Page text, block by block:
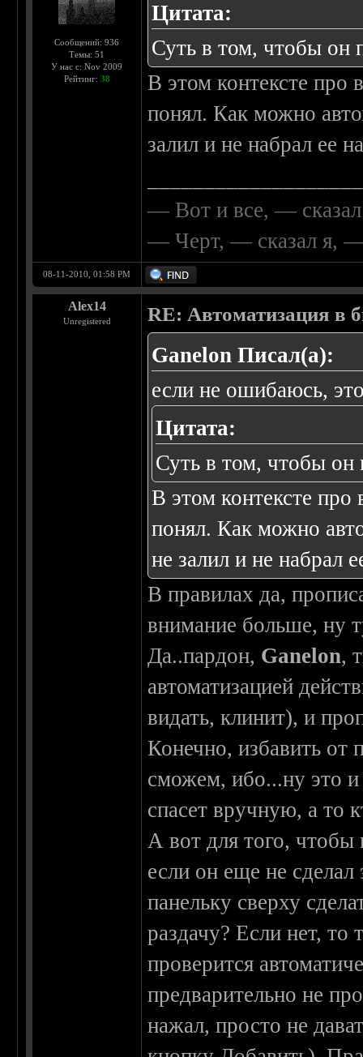
Сообщений: 936
Темы: 51
У нас с: Nov 2009
Рейтинг: 38
Цитата:
Суть в том, чтобы он
В этом контексте про
понял. Как можно
залил и не набрал ее
— Вот и все, —
— Черт, — сказал я, —
08-11-2010, 01:58 PM
Alex14
Unregistered RE: Автоматизация в
Ganelon Писал(а):
если не ошибаюсь,
Цитата:
Суть в том, чтобы он
В этом контексте про
понял. Как можно
не залил и не набрал
В правилах да,
внимание больше, ну
Да..пардон, Ganelon,
автоматизацией
видать, клинит), и
Конечно, избавить от
сможем, ибо...ну это
спасет вручную, а то
А вот для того, чтобы
если он еще не
панельку сверху
раздачу? Если нет, то
проверится
предварительно не
нажал, просто не